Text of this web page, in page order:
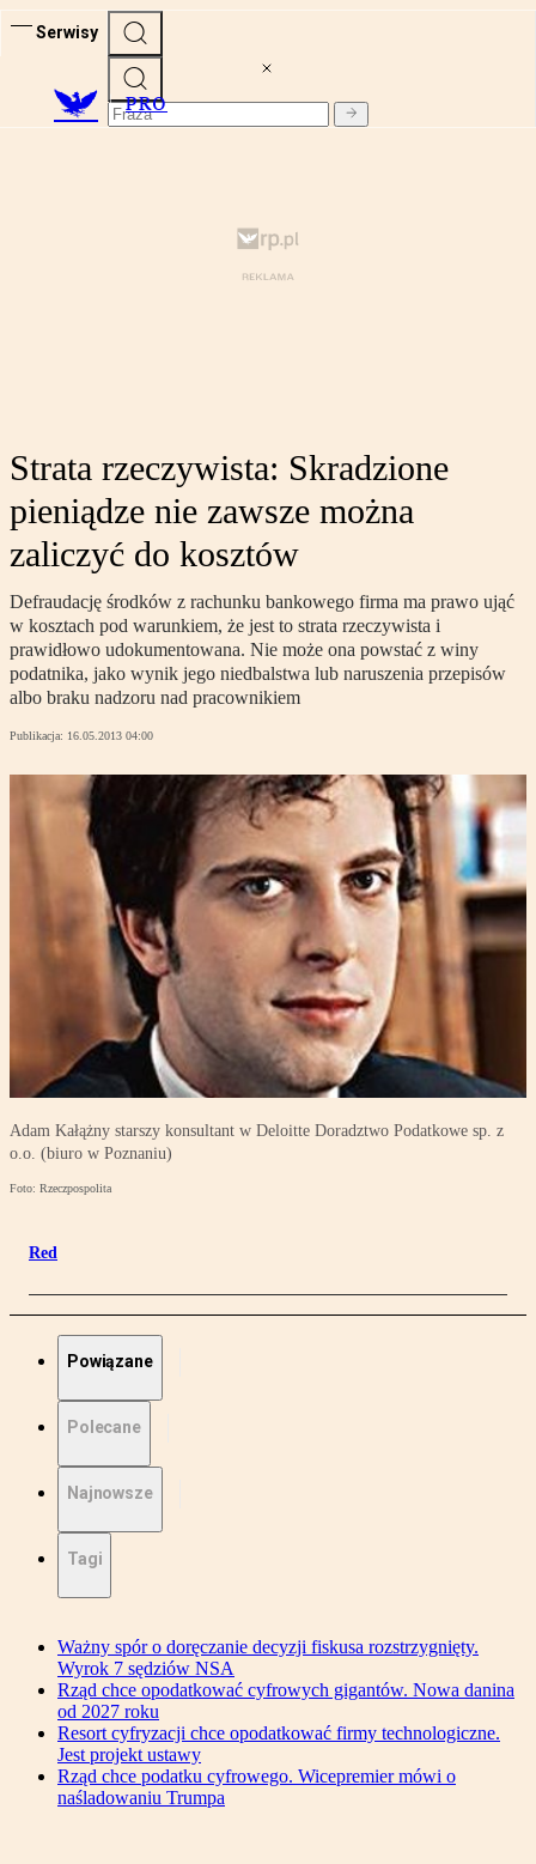
Serwisy
PRO
Strata rzeczywista: Skradzione
pieniądze nie zawsze można
zaliczyć do kosztów
Defraudację środków z rachunku bankowego firma ma prawo ująć
w kosztach pod warunkiem, że jest to strata rzeczywista i
prawidłowo udokumentowana. Nie może ona powstać z winy
podatnika, jako wynik jego niedbalstwa lub naruszenia przepisów
albo braku nadzoru nad pracownikiem
Publikacja: 16.05.2013 04:00
Adam Kałążny starszy konsultant w Deloitte Doradztwo Podatkowe sp. z
o.o. (biuro w Poznaniu)
Foto: Rzeczpospolita
Red
Powiązane
Polecane
Najnowsze
Tagi
Ważny spór o doręczanie decyzji fiskusa rozstrzygnięty.
Wyrok 7 sędziów NSA
Rząd chce opodatkować cyfrowych gigantów. Nowa danina
od 2027 roku
Resort cyfryzacji chce opodatkować firmy technologiczne.
Jest projekt ustawy
Rząd chce podatku cyfrowego. Wicepremier mówi o
naśladowaniu Trumpa